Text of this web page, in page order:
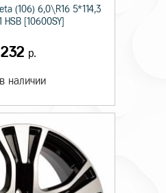
(106) 6,0\R16 5*114,3
HSB [10600SY]
р.
наличии